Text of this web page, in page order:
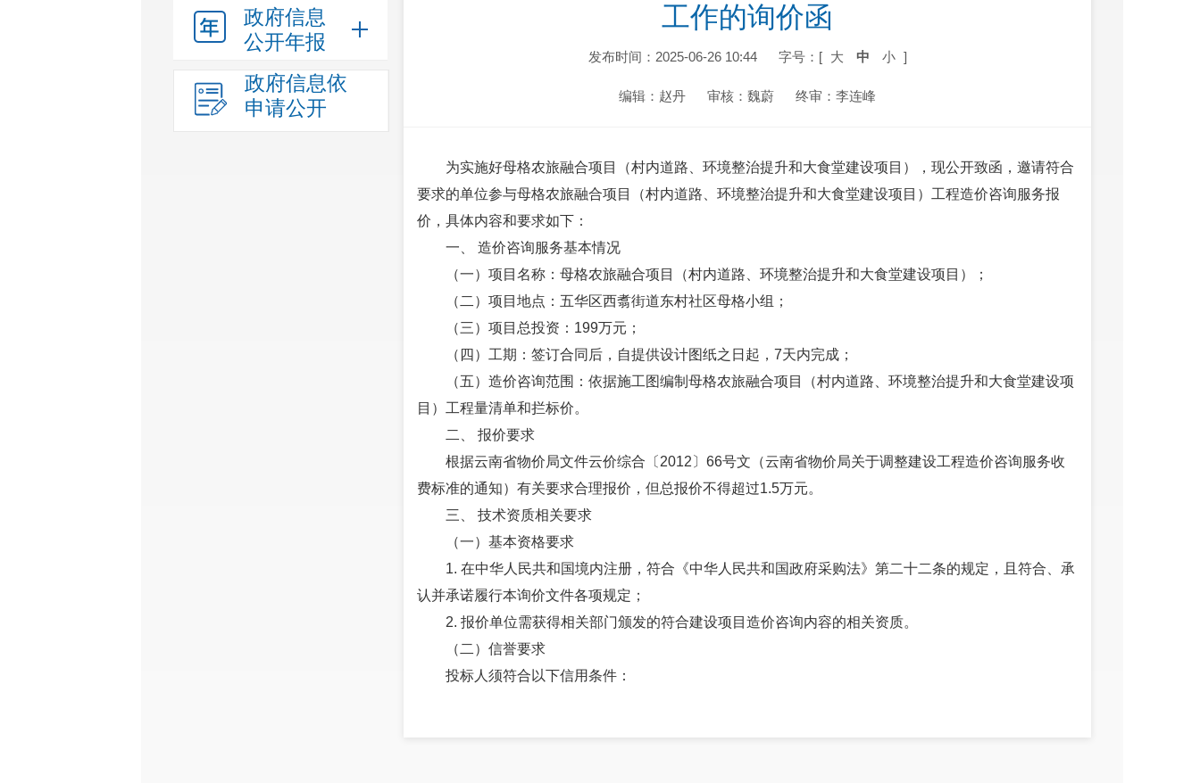
政府信息
公开年报
政府信息依
申请公开
工作的询价函
发布时间：2025-06-26 10:44 字号：[ 大 中 小 ]
编辑：赵丹 审核：魏蔚 终审：李连峰
为实施好母格农旅融合项目（村内道路、环境整治提升和大食堂建设项目），现公开致函，邀请符合
要求的单位参与母格农旅融合项目（村内道路、环境整治提升和大食堂建设项目）工程造价咨询服务报
价，具体内容和要求如下：
一、 造价咨询服务基本情况
（一）项目名称：母格农旅融合项目（村内道路、环境整治提升和大食堂建设项目）；
（二）项目地点：五华区西翥街道东村社区母格小组；
（三）项目总投资：199万元；
（四）工期：签订合同后，自提供设计图纸之日起，7天内完成；
（五）造价咨询范围：依据施工图编制母格农旅融合项目（村内道路、环境整治提升和大食堂建设项
目）工程量清单和拦标价。
二、 报价要求
根据云南省物价局文件云价综合〔2012〕66号文（云南省物价局关于调整建设工程造价咨询服务收
费标准的通知）有关要求合理报价，但总报价不得超过1.5万元。
三、 技术资质相关要求
（一）基本资格要求
1. 在中华人民共和国境内注册，符合《中华人民共和国政府采购法》第二十二条的规定，且符合、承
认并承诺履行本询价文件各项规定；
2. 报价单位需获得相关部门颁发的符合建设项目造价咨询内容的相关资质。
（二）信誉要求
投标人须符合以下信用条件：